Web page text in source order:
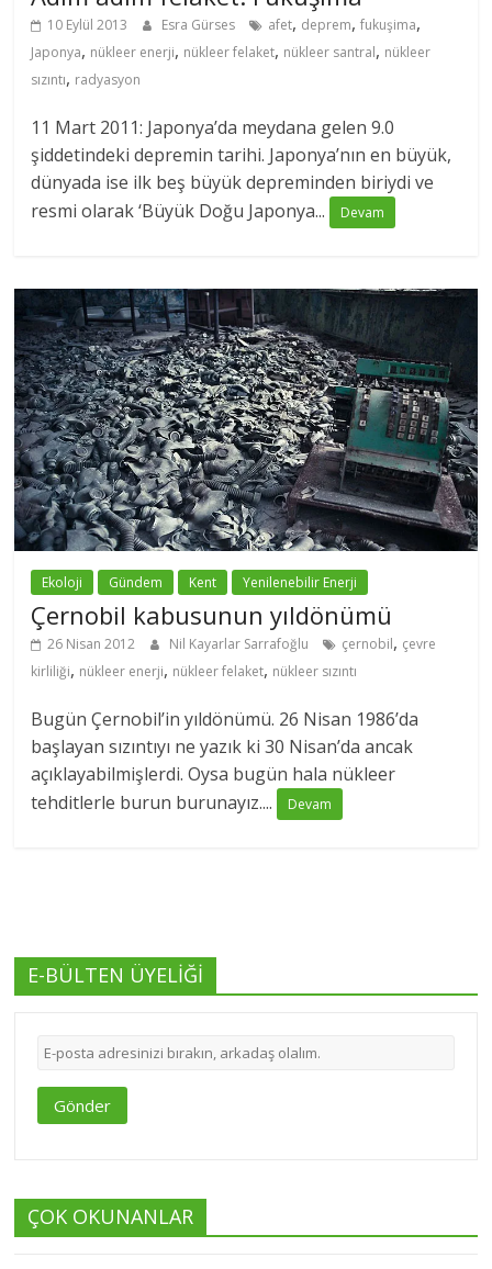
10 Eylül 2013 Esra Gürses afet, deprem,fukuşima,
Japonya, nükleer enerji, nükleer felaket, nükleer santral, nükleer
sızıntı, radyasyon
11 Mart 2011: Japonya’da meydana gelen 9.0
şiddetindeki depremin tarihi. Japonya’nın en büyük,
dünyada ise ilk beş büyük depreminden biriydi ve
resmi olarak ‘Büyük Doğu Japonya...
Devam
Ekoloji Gündem Kent Yenilenebilir Enerji
Çernobil kabusunun yıldönümü
26 Nisan 2012 Nil Kayarlar Sarrafoğlu çernobil, çevre
kirliliği, nükleer enerji, nükleer felaket, nükleer sızıntı
Bugün Çernobil’in yıldönümü. 26 Nisan 1986’da
başlayan sızıntıyı ne yazık ki 30 Nisan’da ancak
açıklayabilmişlerdi. Oysa bugün hala nükleer
tehditlerle burun burunayız....
Devam
E-BÜLTEN ÜYELİĞİ
Gönder
ÇOK OKUNANLAR